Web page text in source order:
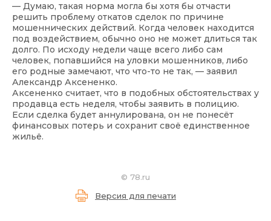
— Думаю, такая норма могла бы хотя бы отчасти
решить проблему откатов сделок по причине
мошеннических действий. Когда человек находится
под воздействием, обычно оно не может длиться так
долго. По исходу недели чаще всего либо сам
человек, попавшийся на уловки мошенников, либо
его родные замечают, что что-то не так, — заявил
Александр Аксененко.
Аксененко считает, что в подобных обстоятельствах у
продавца есть неделя, чтобы заявить в полицию.
Если сделка будет аннулирована, он не понесёт
финансовых потерь и сохранит своё единственное
жильё.
© 78.ru
Версия для печати